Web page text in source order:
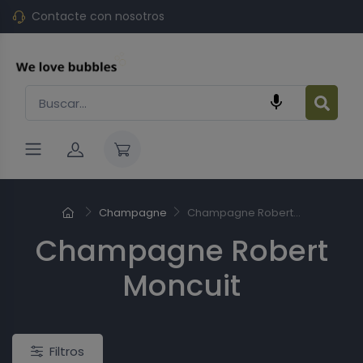
Contacte con nosotros

Champagne Champagne Robert...
Champagne Robert
Moncuit
Nuevo
Filtros